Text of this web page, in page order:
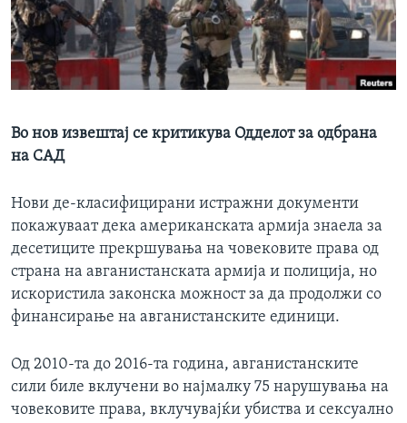
ИНТЕРВЈУА
Јазици
Во нов извештај се критикува Одделот за одбрана
на САД
Нови де-класифицирани истражни документи
покажуваат дека американската армија знаела за
десетиците прекршувања на човековите права од
страна на авганистанската армија и полиција, но
искористила законска можност за да продолжи со
финансирање на авганистанските единици.
Од 2010-та до 2016-та година, авганистанските
сили биле вклучени во најмалку 75 нарушувања на
човековите права, вклучувајќи убиства и сексуално